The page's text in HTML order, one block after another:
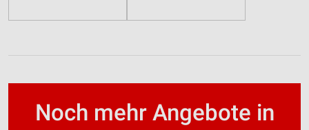
Noch mehr Angebote in